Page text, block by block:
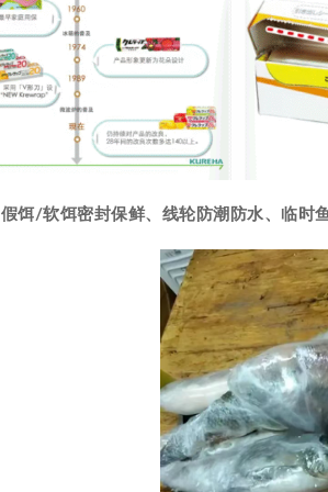
假饵/软饵密封保鲜、线轮防潮防水、临时